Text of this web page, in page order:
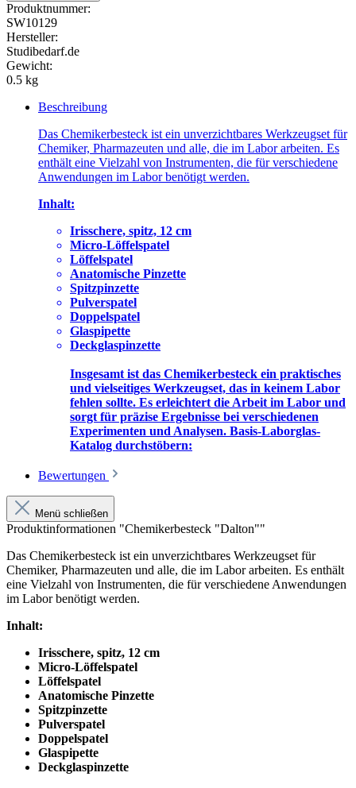
Produktnummer:
SW10129
Hersteller:
Studibedarf.de
Gewicht:
0.5 kg
Beschreibung
Das Chemikerbesteck ist ein unverzichtbares Werkzeugset für
Chemiker, Pharmazeuten und alle, die im Labor arbeiten. Es
enthält eine Vielzahl von Instrumenten, die für verschiedene
Anwendungen im Labor benötigt werden.
Inhalt:
Irisschere, spitz, 12 cm
Micro-Löffelspatel
Löffelspatel
Anatomische Pinzette
Spitzpinzette
Pulverspatel
Doppelspatel
Glaspipette
Deckglaspinzette
Insgesamt ist das Chemikerbesteck ein praktisches
und vielseitiges Werkzeugset, das in keinem Labor
fehlen sollte. Es erleichtert die Arbeit im Labor und
sorgt für präzise Ergebnisse bei verschiedenen
Experimenten und Analysen. Basis-Laborglas-
Katalog durchstöbern:
Bewertungen
Menü schließen
Produktinformationen "Chemikerbesteck "Dalton""
Das Chemikerbesteck ist ein unverzichtbares Werkzeugset für
Chemiker, Pharmazeuten und alle, die im Labor arbeiten. Es enthält
eine Vielzahl von Instrumenten, die für verschiedene Anwendungen
im Labor benötigt werden.
Inhalt:
Irisschere, spitz, 12 cm
Micro-Löffelspatel
Löffelspatel
Anatomische Pinzette
Spitzpinzette
Pulverspatel
Doppelspatel
Glaspipette
Deckglaspinzette